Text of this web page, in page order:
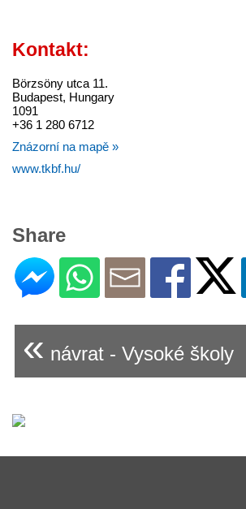
Kontakt:
Börzsöny utca 11.
Budapest, Hungary
1091
+36 1 280 6712
Znázorní na mapě »
www.tkbf.hu/
Share
« návrat - Vysoké školy